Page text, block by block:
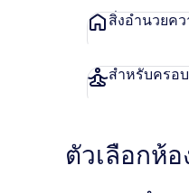
สิ่งอำนวยค
สำหรับครอ
ตัวเลือกห้